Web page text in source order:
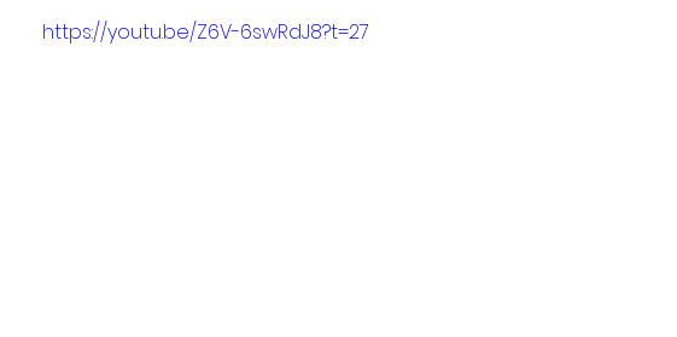
https://youtu.be/Z6V-6swRdJ8?t=27